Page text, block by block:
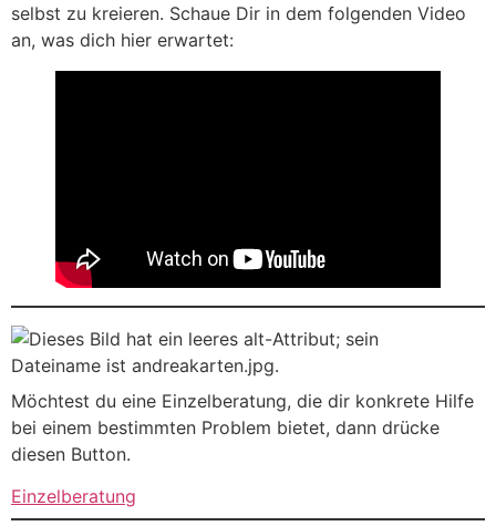
selbst zu kreieren. Schaue Dir in dem folgenden Video
an, was dich hier erwartet:
Möchtest du eine Einzelberatung, die dir konkrete Hilfe
bei einem bestimmten Problem bietet, dann drücke
diesen Button.
Einzelberatung